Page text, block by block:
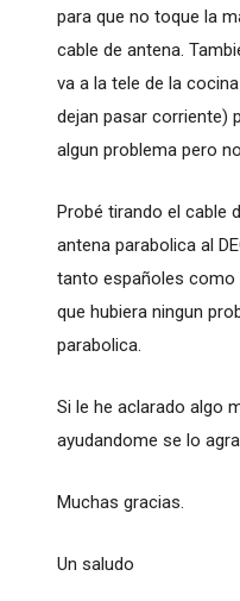
para que no toque la
cable de antena.
va a la tele de la
dejan pasar corriente)
algun problema pero
Probé tirando el cable
antena parabolica al
tanto españoles como
que hubiera ningun
parabolica.
Si le he aclarado algo
ayudandome se lo
Muchas gracias.
Un saludo